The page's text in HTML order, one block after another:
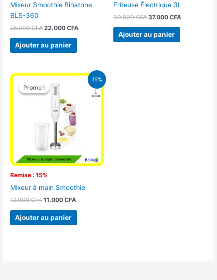
Mixeur Smoothie Binatone
BLS-360
25.000CFA 22.000CFA
Ajouter au panier
Friteuse Électrique 3L
39.000CFA 37.000 CFA
Ajouter au panier
15%
Promo !
Remise : 15%
Promo !
Mixeur à main Smoothie
12.900CFA
Le
prix
initial
était :
12.900 CFA.
11.000CFA
Le
Ajouter au panier